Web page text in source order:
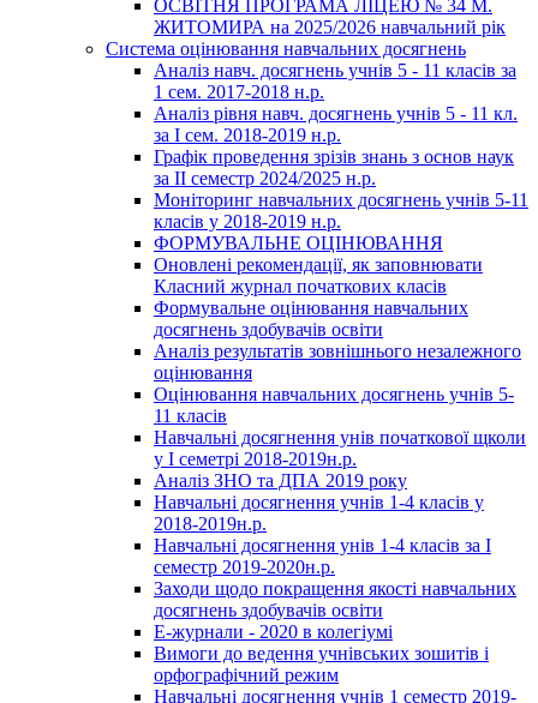
ОСВІТНЯ ПРОГРАМА ЛІЦЕЮ № 34 М.
ЖИТОМИРА на 2025/2026 навчальний рік
Система оцінювання навчальних досягнень
Аналіз навч. досягнень учнів 5 - 11 класів за
1 сем. 2017-2018 н.р.
Аналіз рівня навч. досягнень учнів 5 - 11 кл.
за І сем. 2018-2019 н.р.
Графік проведення зрізів знань з основ наук
за ІІ семестр 2024/2025 н.р.
Моніторинг навчальних досягнень учнів 5-11
класів у 2018-2019 н.р.
ФОРМУВАЛЬНЕ ОЦІНЮВАННЯ
Оновлені рекомендації, як заповнювати
Класний журнал початкових класів
Формувальне оцінювання навчальних
досягнень здобувачів освіти
Аналіз результатів зовнішнього незалежного
оцінювання
Оцінювання навчальних досягнень учнів 5-
11 класів
Навчальні досягнення унів початкової щколи
у І семетрі 2018-2019н.р.
Аналіз ЗНО та ДПА 2019 року
Навчальні досягнення учнів 1-4 класів у
2018-2019н.р.
Навчальні досягнення унів 1-4 класів за І
семестр 2019-2020н.р.
Заходи щодо покращення якості навчальних
досягнень здобувачів освіти
Е-журнали - 2020 в колегіумі
Вимоги до ведення учнівських зошитів і
орфографічний режим
Навчальні досягнення учнів 1 семестр 2019-